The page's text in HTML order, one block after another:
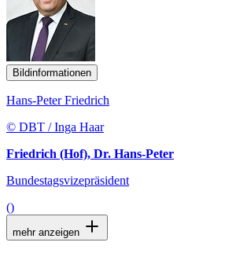
Bildinformationen
Hans-Peter Friedrich
© DBT / Inga Haar
Friedrich (Hof), Dr. Hans-Peter
Bundestagsvizepräsident
()
mehr anzeigen